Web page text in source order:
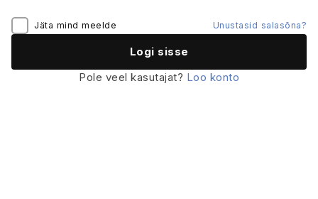
Jäta mind meelde Unustasid salasõna?
Pole veel kasutajat? Loo konto